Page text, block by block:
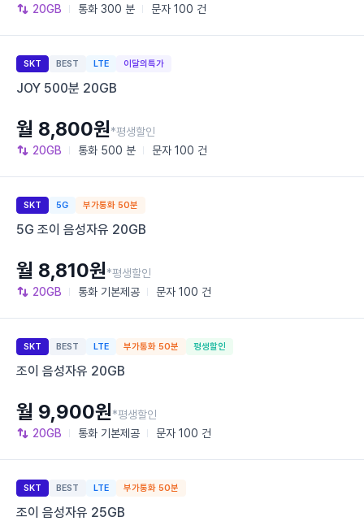
20GB 통화 300 분 문자 100 건
SKT BEST LTE 이달의특가
JOY 500분 20GB
20GB 통화 500 분 문자 100 건
월 8,800원*평생할인
SKT 5G 부가통화 50분
5G 조이 음성자유 20GB
20GB 통화 기본제공 문자 100 건
월 8,810원*평생할인
SKT BEST LTE 부가통화 50분 평생할인
조이 음성자유 20GB
20GB 통화 기본제공 문자 100 건
월 9,900원*평생할인
SKT BEST LTE 부가통화 50분
조이 음성자유 25GB